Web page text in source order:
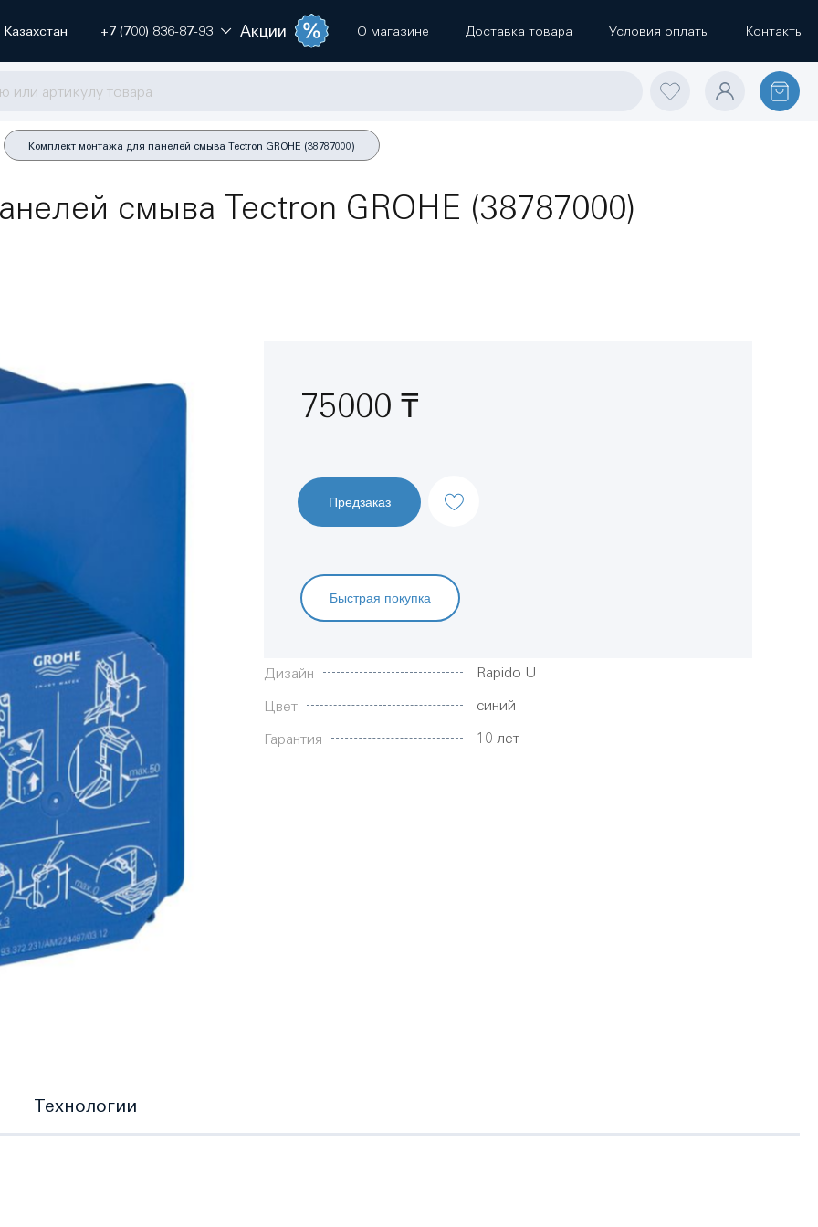
Казахстан +7 (700) 836-87-93 Акции О магазине Доставка товара Условия оплаты Контакты
Комплект монтажа для панелей смыва Tectron GROHE (38787000)
смыва Tectron GROHE (38787000)
75000 ₸
Предзаказ
Быстрая покупка
Характеристики
Дизайн Rapido U
Цвет синий
Гарантия 10 лет
Технологии